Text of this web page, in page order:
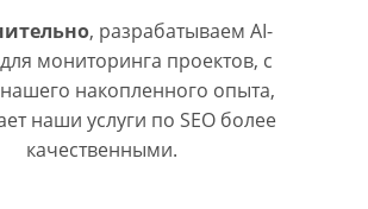
, разрабатываем AI-
мониторинга проектов, с
накопленного опыта,
наши услуги по SEO более
качественными.